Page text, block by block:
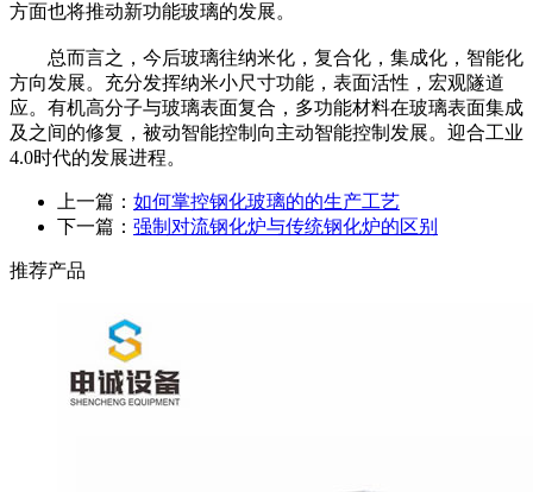
方面也将推动新功能玻璃的发展。
总而言之，今后玻璃往纳米化，复合化，集成化，智能化
方向发展。充分发挥纳米小尺寸功能，表面活性，宏观隧道
应。有机高分子与玻璃表面复合，多功能材料在玻璃表面集成
及之间的修复，被动智能控制向主动智能控制发展。迎合工业
4.0时代的发展进程。
上一篇： 如何掌控钢化玻璃的的生产工艺
下一篇： 强制对流钢化炉与传统钢化炉的区别
推荐产品